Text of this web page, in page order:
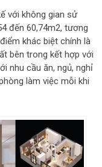
với không gian sử
đến 60,74m2, tương
khác biệt chính là
bên trong kết hợp với
nhu cầu ăn, ngủ, nghỉ
làm việc mỗi khi